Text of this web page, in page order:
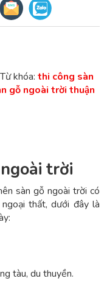
Từ khóa: thi công sàn
gỗ ngoài trời thuận
trời
sàn gỗ ngoài trời có
thất, dưới đây là
tàu, du thuyền.